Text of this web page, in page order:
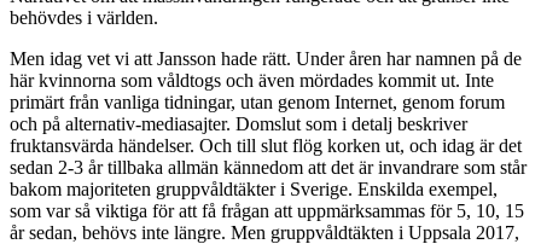
behövdes i världen.
Men idag vet vi att Jansson hade rätt. Under åren har namnen på de
här kvinnorna som våldtogs och även mördades kommit ut. Inte
primärt från vanliga tidningar, utan genom Internet, genom forum
och på alternativ-mediasajter. Domslut som i detalj beskriver
fruktansvärda händelser. Och till slut flög korken ut, och idag är det
sedan 2-3 år tillbaka allmän kännedom att det är invandrare som står
bakom majoriteten gruppvåldtäkter i Sverige. Enskilda exempel,
som var så viktiga för att få frågan att uppmärksammas för 5, 10, 15
år sedan, behövs inte längre. Men gruppvåldtäkten i Uppsala 2017,